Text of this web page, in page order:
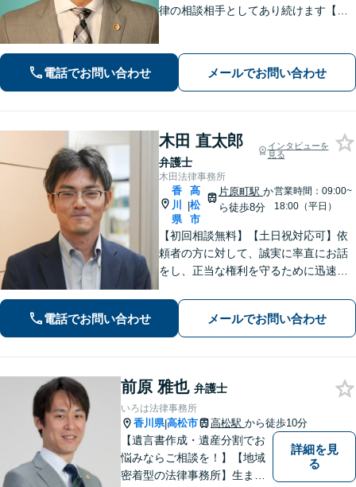
律の相談相手としてあり続けます【相
【離婚問題】不貞慰謝料の請求する側
／された側、双方に対応【弁護士歴10
電話でお問い合わせ メールでお問い合わせ
木田 直太郎
弁護士
インタビューを
見る
木田法律事務所
香
川
県
|
高
松
市
片原町駅 か
ら徒歩8分
営業時間：09:00~
18:00（平日）
【初回相談無料】【土日祝対応可】依
頼者の方に対して、誠実に率直にお話
をし、正当な権利を守るために迅速に
テラン弁護士のノウハウと、若手弁護
士のフットワークで、依頼者の方の多
様なニーズに応えます。
電話でお問い合わせ メールでお問い合わせ
前原 雅也 弁護士
いろは法律事務所
香川県|高松市 高松駅 から徒歩10分
【遺言書作成・遺産分割でお
悩みならご相談を！】【地域
密着型の法律事務所】生まれ
詳細を見
る